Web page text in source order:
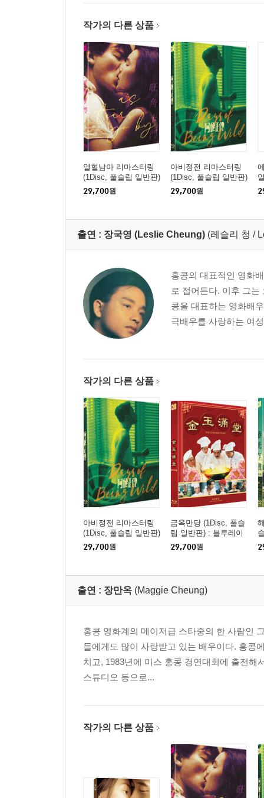
작가의 다른 상품
열혈남아 리마스터링
(1Disc, 풀슬립 일반판)
: 블루레이
29,700원
아비정전 리마스터링
(1Disc, 풀슬립 일반판)
: 블루레이
29,700원
출연 : 장국영 (Leslie Cheung) (레슬리 청 /
홍콩의 대표적인 영화
로 접어든다. 이후 그
콩을 대표하는 영화배
극배우를 사랑하는 여
작가의 다른 상품
아비정전 리마스터링
(1Disc, 풀슬립 일반판)
: 블루레이
29,700원
금옥만당 (1Disc, 풀슬
립 일반판) : 블루레이
29,700원
출연 : 장만옥 (Maggie Cheung)
홍콩 영화계의 메이저급 스타중의 한 사람인
들에게도 많이 사랑받고 있는 배우이다. 홍콩
치고, 1983년에 미스 홍콩 경연대회에 출전
스튜디오 등으로...
작가의 다른 상품